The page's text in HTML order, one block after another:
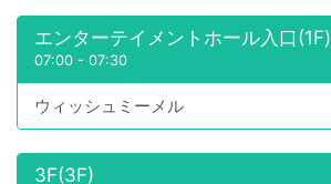
エンターテイメントホール入口(1F)
07:00 - 07:30
ウィッシュミーメル
3F(3F)